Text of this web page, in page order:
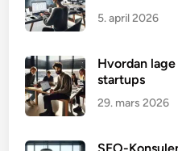
5. april 2026
Hvordan
startups
29. mars 2026